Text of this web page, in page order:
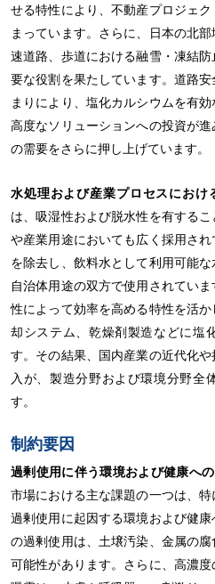
せる特性により、不動産プロジェ
まっています。さらに、日本の北
速道路、歩道における融雪・凍結
要な役割を果たしています。道路
まりにより、塩化カルシウムを有
高度なソリューションへの投資が
の需要をさらに押し上げています。
水処理および産業プロセスにおけ
は、吸湿性および脱水性を有する
や産業用途においても広く採用さ
を除去し、飲料水として利用可能
自治体用途の双方で使用されてい
性によって効率を高める特性を活
却システム、乾燥剤製造などに塩
す。その結果、国内産業の近代化
入が、製造分野および環境分野全
す。
制約要因
過剰使用に伴う環境および健康へ
市場における主な課題の一つは、
過剰使用に起因する環境および健
の過剰使用は、土壌汚染、金属の
可能性があります。さらに、高濃